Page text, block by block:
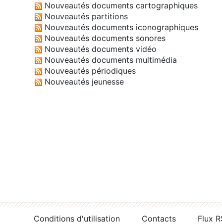
Nouveautés documents cartographiques
Nouveautés partitions
Nouveautés documents iconographiques
Nouveautés documents sonores
Nouveautés documents vidéo
Nouveautés documents multimédia
Nouveautés périodiques
Nouveautés jeunesse
Conditions d'utilisation Contacts
Flux